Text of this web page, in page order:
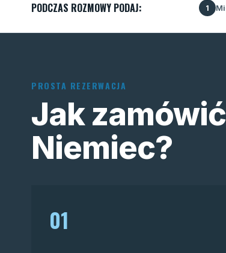
PODCZAS ROZMOWY PODAJ: 1
PROSTA REZERWACJA
Jak
Niemiec?
01